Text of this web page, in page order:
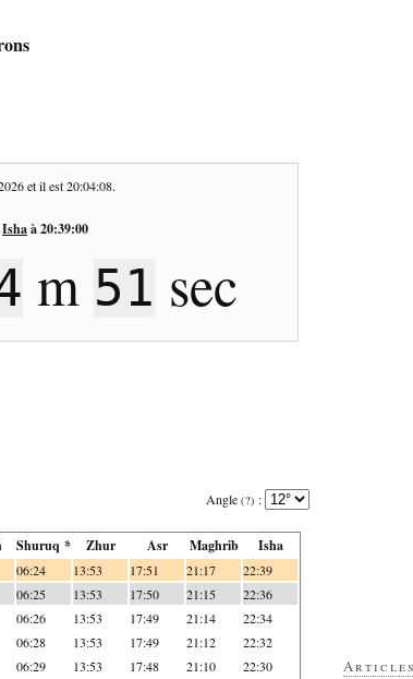
et il est20:04:09.
Ishaà20:39:00
m 50 sec
Angle (?) :
Shuruq * Zhur Asr Maghrib Isha
06:24 13:53 17:51 21:17 22:39
06:25 13:53 17:50 21:15 22:36
06:26 13:53 17:49 21:14 22:34
06:28 13:53 17:49 21:12 22:32
06:29 13:53 17:48 21:10 22:30